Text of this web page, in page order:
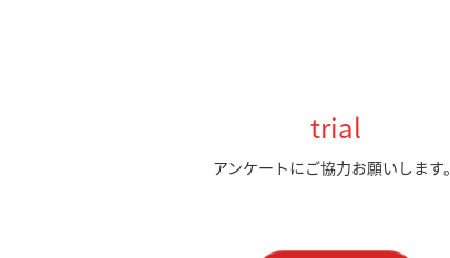
trial
アンケートにご協力お願いします。